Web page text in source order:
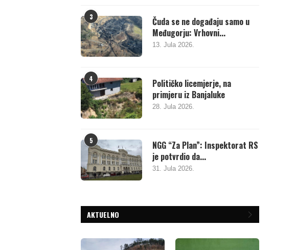
3
Čuda se ne događaju samo u
Međugorju: Vrhovni...
13. Jula 2026.
4
Političko licemjerje, na
primjeru iz Banjaluke
28. Jula 2026.
5
NGG “Za Plan”: Inspektorat RS
je potvrdio da...
31. Jula 2026.
AKTUELNO